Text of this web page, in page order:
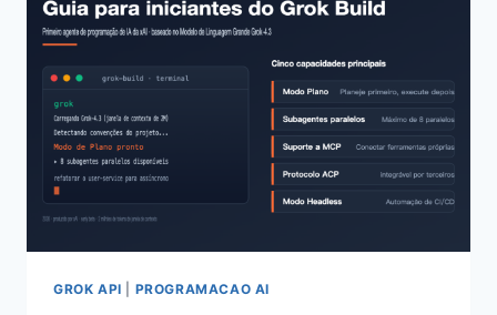
AGENT
VIEW:
TERMINAL
GERENCIAR
SESSÕES
IA
GROK API PROGRAMACAO AI